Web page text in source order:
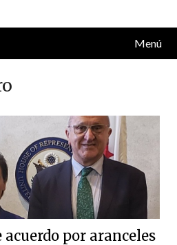
Menú
acuerdo por aranceles